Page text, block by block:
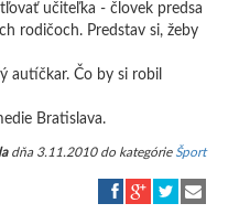
učiteľka - človek predsa
rodičoch. Predstav si, žeby
autíčkar. Čo by si robil
Bratislava.
dňa 3.11.2010 do kategórie Šport